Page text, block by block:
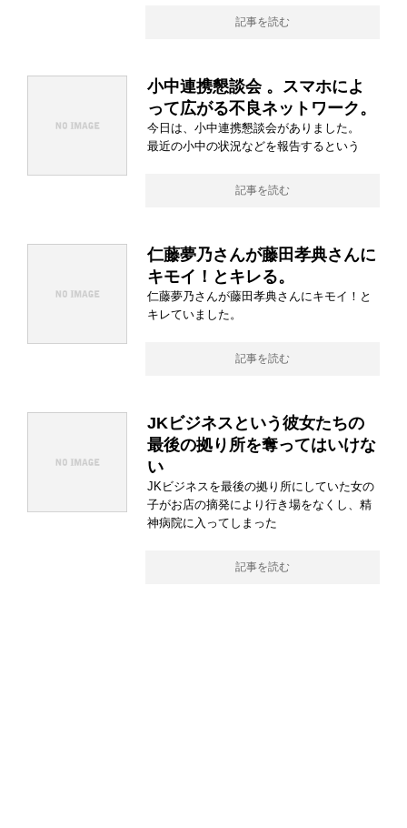
記事を読む
小中連携懇談会 。スマホによ
って広がる不良ネットワーク。
今日は、小中連携懇談会がありました。
最近の小中の状況などを報告するという
記事を読む
仁藤夢乃さんが藤田孝典さんに
キモイ！とキレる。
仁藤夢乃さんが藤田孝典さんにキモイ！と
キレていました。
記事を読む
JKビジネスという彼女たちの
最後の拠り所を奪ってはいけな
い
JKビジネスを最後の拠り所にしていた女の
子がお店の摘発により行き場をなくし、精
神病院に入ってしまった
記事を読む